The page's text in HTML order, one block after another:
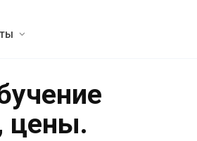
цены.